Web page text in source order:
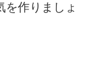
を作りましょ